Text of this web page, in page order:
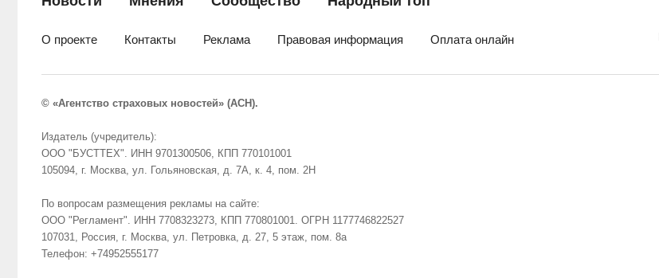
О проекте Контакты Реклама Правовая информация Оплата онлайн
© «Агентство страховых новостей» (АСН).
Издатель (учредитель):
ООО "БУСТТЕХ". ИНН 9701300506, КПП 770101001
105094, г. Москва, ул. Гольяновская, д. 7А, к. 4, пом. 2Н
По вопросам размещения рекламы на сайте:
ООО "Регламент". ИНН 7708323273, КПП 770801001. ОГРН 1177746822527
107031, Россия, г. Москва, ул. Петровка, д. 27, 5 этаж, пом. 8а
Телефон: +74952555177